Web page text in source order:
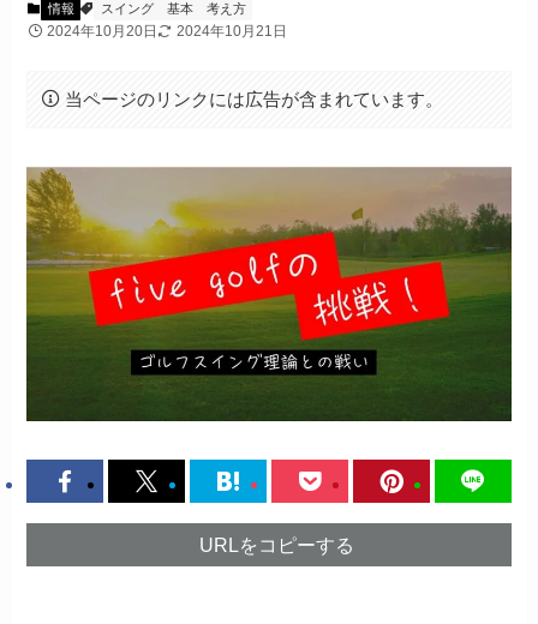
情報 スイング 基本 考え方
2024年10月20日 2024年10月21日
当ページのリンクには広告が含まれています。
URLをコピーする